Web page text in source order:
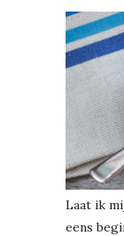
Laat ik
eens